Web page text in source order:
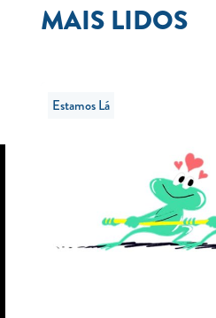
MAIS LIDOS
Estamos Lá